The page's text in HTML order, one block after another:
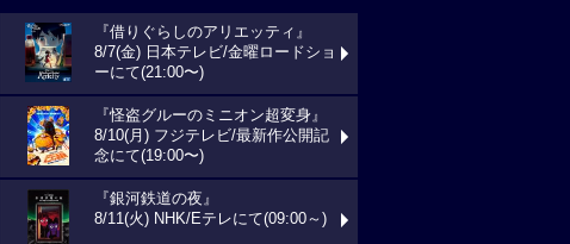
『借りぐらしのアリエッティ』
8/7(金) 日本テレビ/金曜ロードショ
ーにて(21:00〜)
『怪盗グルーのミニオン超変身』
8/10(月) フジテレビ/最新作公開記
念にて(19:00〜)
『銀河鉄道の夜』
8/11(火) NHK/Eテレにて(09:00～)